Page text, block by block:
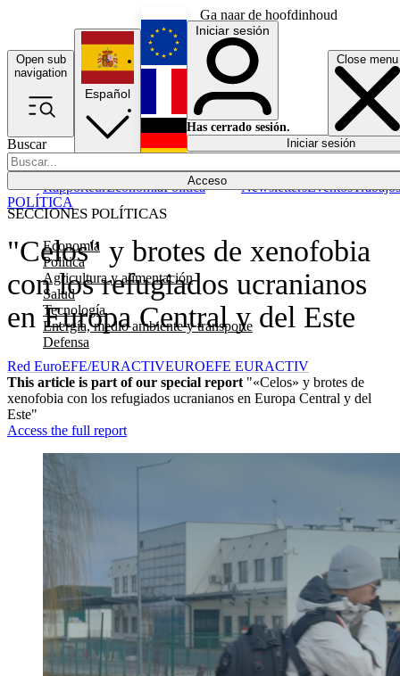
Ga naar de hoofdinhoud
Open sub
navigation
Close menu
Buscar
Acceso
SECCIONES POLÍTICAS
Economía
Política
Agricultura y alimentación
Salud
Tecnología
Energía, medio ambiente y transporte
Defensa
RapporteurEconomíaPolítica NewslettersEventosTrabajos
Español
English
Français
Iniciar sesión
Has cerrado sesión.
Iniciar sesión
"Celos" y brotes de xenofobia
con los refugiados ucranianos
en Europa Central y del Este
POLÍTICA
Red EuroEFE/EURACTIVEUROEFE EURACTIV
This article is part of our special report "«Celos» y brotes de
xenofobia con los refugiados ucranianos en Europa Central y del
Este"
Access the full report